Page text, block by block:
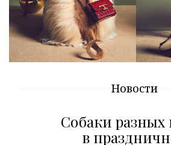
Новости
Собаки разных
в